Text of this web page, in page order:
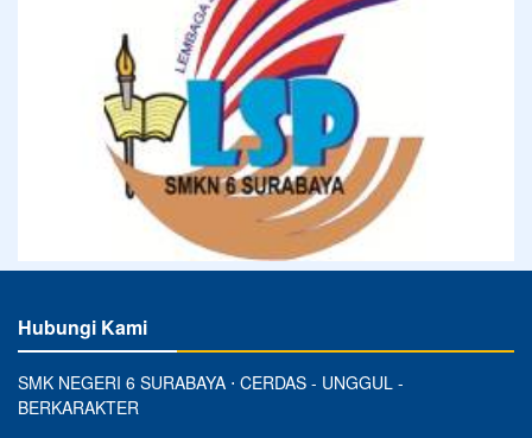
Hubungi Kami
SMK NEGERI 6 SURABAYA ⋅ CERDAS - UNGGUL -
BERKARAKTER